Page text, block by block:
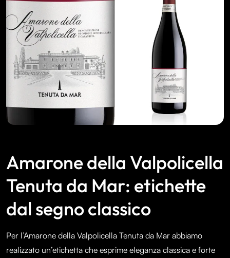
Amarone della Valpolicella
Tenuta da Mar: etichette
dal segno classico
Per l’Amarone della Valpolicella Tenuta da Mar abbiamo
realizzato un’etichetta che esprime eleganza classica e forte